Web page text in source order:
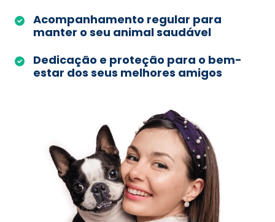
Acompanhamento regular para
manter o seu animal saudável
Dedicação e proteção para o bem-
estar dos seus melhores amigos